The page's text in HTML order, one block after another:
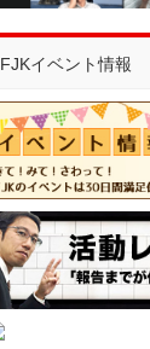
FJKイベント情報